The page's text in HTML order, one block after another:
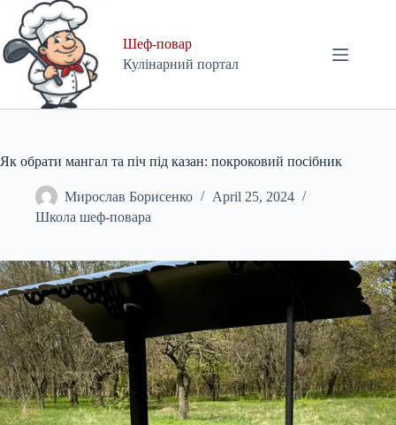
content
Шеф-повар
Кулінарний портал
Як обрати мангал та піч під казан: покроковий посібник
Мирослав Борисенко
April 25, 2024
Школа шеф-повара